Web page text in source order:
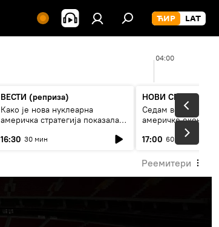
04:00
ВЕСТИ (реприза)
Како је нова нуклеарна
америчка стратегија показала
16:30 30 мин
НОВИ СПУТЊИК
Седам
америчке
17:00 60 мин
Реемитери